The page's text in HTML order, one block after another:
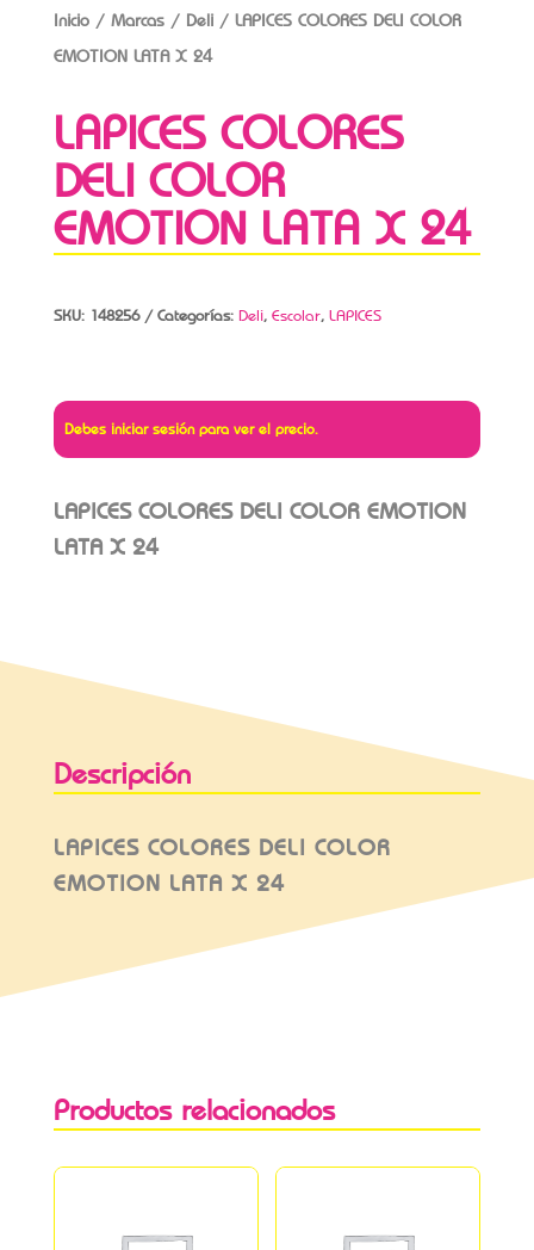
Inicio/ Marcas/ Deli/ LAPICES COLORES DELI COLOR
EMOTION LATA X 24
LAPICES COLORES
DELI COLOR
EMOTION LATA X 24
SKU: 148256 Categorías: Deli, Escolar, LAPICES
Debes iniciar sesión para ver el precio.
LAPICES COLORES DELI COLOR EMOTION
LATA X 24
Descripción
LAPICES COLORES DELI COLOR
EMOTION LATA X 24
Productos relacionados